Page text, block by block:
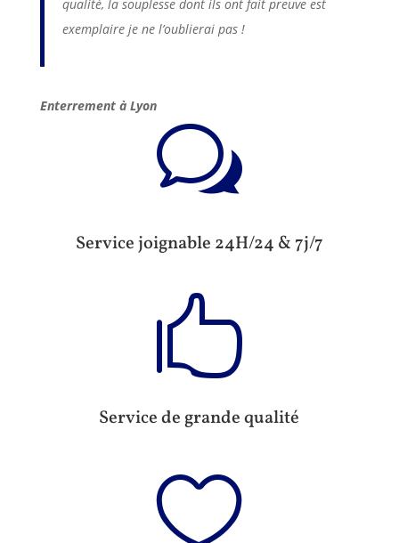
qualité, la souplesse dont ils ont fait preuve est
exemplaire je ne l’oublierai pas !
Enterrement à Lyon
w
Service joignable 24H/24 & 7j/7

Service de grande qualité
